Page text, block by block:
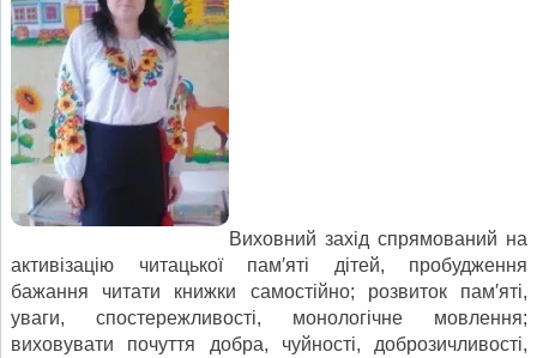
Виховний захід спрямований на
активізацію читацької пам′яті дітей, пробудження
бажання читати книжки самостійно; розвиток пам′яті,
уваги, спостережливості, монологічне мовлення;
виховувати почуття добра, чуйності, доброзичливості,